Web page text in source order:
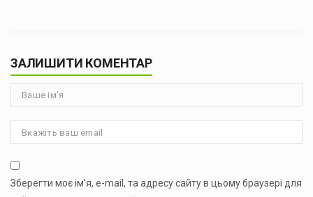
ЗАЛИШИТИ КОМЕНТАР
Зберегти моє ім'я, e-mail, та адресу сайту в цьому браузері для